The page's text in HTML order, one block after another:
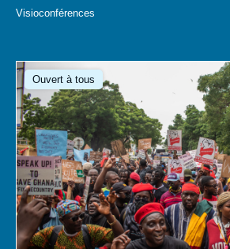
Se connecter
Nous soutenir
À propos de l'Ifri
Visioconférences
Ouvert à tous
Image